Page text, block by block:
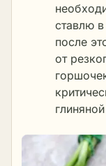
ставлю
после
от